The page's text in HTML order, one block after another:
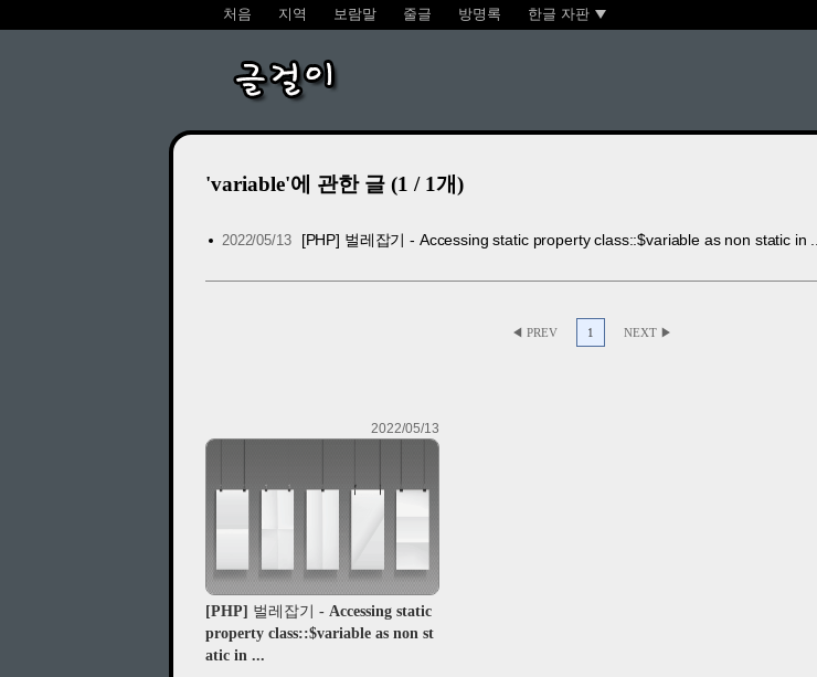
처음 지역 보람말 줄글 방명록 한글 자판
글걸이
'variable'에 관한 글 (1 / 1개)
2022/05/13 [PHP] 벌레잡기 - Accessing static property class::$variable as non static in ...
◀ PREV 1 NEXT ▶
2022/05/13
[PHP] 벌레잡기 - Accessing static
property class::$variable as non st
atic in ...